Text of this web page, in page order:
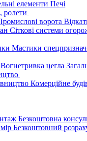
елементи Печі
ролети
ворота
Сіткові системи
Мастики
Вогнетривка цегла
Комерційне
Безкоштовна
Безкоштовний